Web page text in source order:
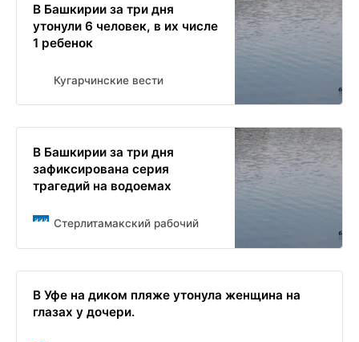
В Башкирии за три дня
утонули 6 человек, в их числе
1 ребенок
Кугарчинские вести
В Башкирии за три дня
зафиксирована серия
трагедий на водоемах
Стерлитамакский рабочий
В Уфе на диком пляже утонула женщина на
глазах у дочери.